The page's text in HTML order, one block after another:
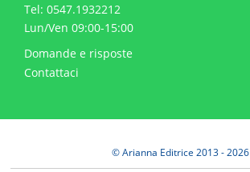
Tel: 0547.1932212
Lun/Ven 09:00-15:00
Domande e risposte
Contattaci
© Arianna Editrice 2013 - 2026